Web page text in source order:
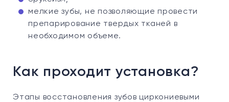
мелкие зубы, не позволяющие провести
препарирование твердых тканей в
необходимом объеме.
Как проходит установка?
Этапы восстановления зубов циркониевыми